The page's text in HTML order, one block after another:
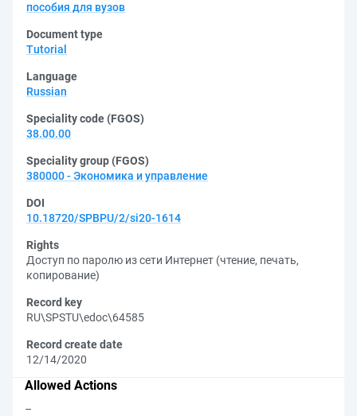
пособия для вузов
Document type
Tutorial
Language
Russian
Speciality code (FGOS)
38.00.00
Speciality group (FGOS)
380000 - Экономика и управление
DOI
10.18720/SPBPU/2/si20-1614
Rights
Доступ по паролю из сети Интернет (чтение, печать,
копирование)
Record key
RU\SPSTU\edoc\64585
Record create date
12/14/2020
Allowed Actions
–